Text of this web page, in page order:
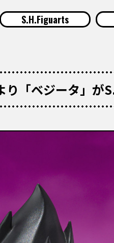
S.H.Figuarts
り「ベジータ」